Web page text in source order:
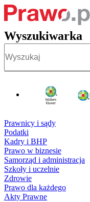
Wyszukiwarka
Prawnicy i sądy
Podatki
Kadry i BHP
Prawo w biznesie
Samorząd i administracja
Szkoły i uczelnie
Zdrowie
Prawo dla każdego
Akty Prawne